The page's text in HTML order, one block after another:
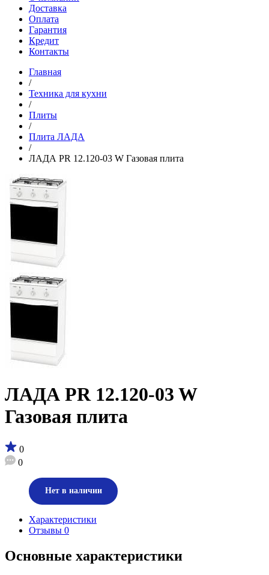
Доставка
Оплата
Гарантия
Кредит
Контакты
Главная
/
Техника для кухни
/
Плиты
/
Плита ЛАДА
/
ЛАДА PR 12.120-03 W Газовая плита
ЛАДА PR 12.120-03 W
Газовая плита
0
0
Нет в наличии
Характеристики
Отзывы 0
Основные характеристики